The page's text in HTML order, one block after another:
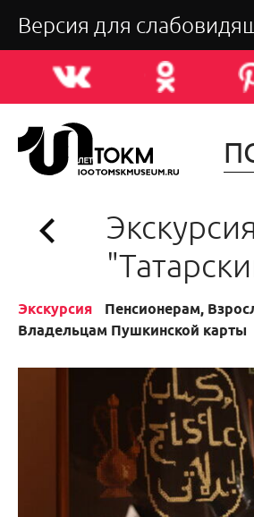
Версия для
Экскурсия
Пенсионерам,
Владельцам Пушкинской карты